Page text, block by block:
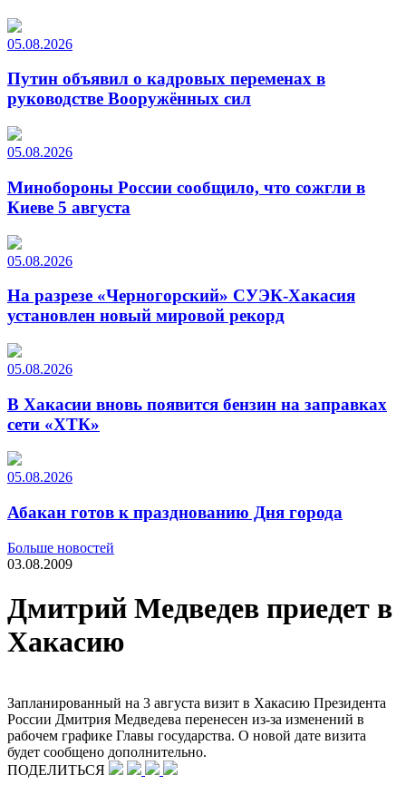
05.08.2026
Путин объявил о кадровых переменах в
руководстве Вооружённых сил
05.08.2026
Минобороны России сообщило, что сожгли в
Киеве 5 августа
05.08.2026
На разрезе «Черногорский» СУЭК-Хакасия
установлен новый мировой рекорд
05.08.2026
В Хакасии вновь появится бензин на заправках
сети «ХТК»
05.08.2026
Абакан готов к празднованию Дня города
Больше новостей
03.08.2009
Дмитрий Медведев приедет в
Хакасию
Запланированный на 3 августа визит в Хакасию Президента
России Дмитрия Медведева перенесен из-за изменений в
рабочем графике Главы государства. О новой дате визита
будет сообщено дополнительно.
ПОДЕЛИТЬСЯ